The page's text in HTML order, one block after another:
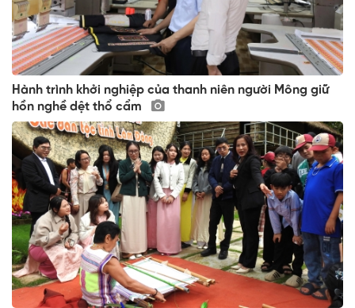
Hành trình khởi nghiệp của thanh niên người Mông giữ
hồn nghề dệt thổ cẩm